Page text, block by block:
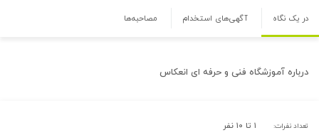
در یک نگاه آگهی‌های استخدام مصاحبه‌ها
درباره آموزشگاه فنی و حرفه ای انعکاس
تعداد نفرات: ۱ تا ۱۰ نفر